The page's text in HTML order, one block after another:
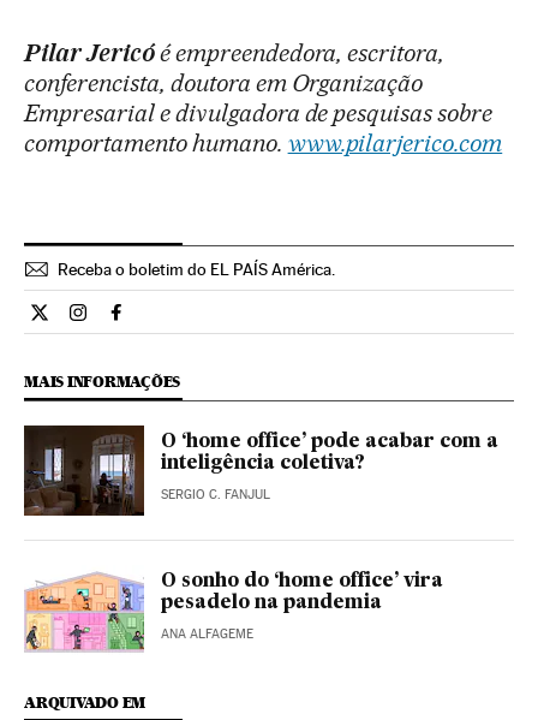
Pilar Jericóé empreendedora, escritora,
conferencista, doutora em Organização
Empresarial e divulgadora de pesquisas sobre
comportamento humano. www.pilarjerico.com
Receba o boletim do EL PAÍS América.
Economia El País Brasil en Twitter
Economia El País Brasil en Instagram
Economia El País Brasil en Facebook
MAIS INFORMAÇÕES
O ‘home office’ pode acabar com a
inteligência coletiva?
SERGIO C. FANJUL
O sonho do ‘home office’ vira
pesadelo na pandemia
ANA ALFAGEME
ARQUIVADO EM